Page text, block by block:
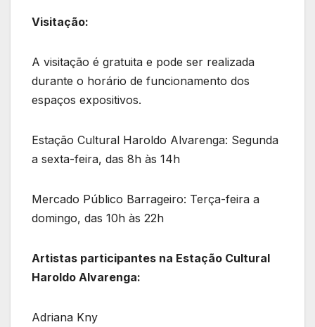
Visitação:
A visitação é gratuita e pode ser realizada
durante o horário de funcionamento dos
espaços expositivos.
Estação Cultural Haroldo Alvarenga: Segunda
a sexta-feira, das 8h às 14h
Mercado Público Barrageiro: Terça-feira a
domingo, das 10h às 22h
Artistas participantes na Estação Cultural
Haroldo Alvarenga:
Adriana Kny